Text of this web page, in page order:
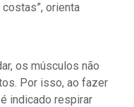
orienta
os músculos não
Por isso, ao fazer
indicado respirar